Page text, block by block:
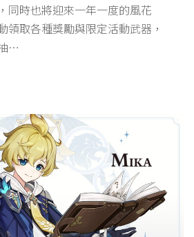
同時也將迎來一年一度的風花
領取各種獎勵與限定活動武器，
…